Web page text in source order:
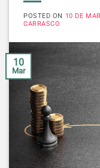
POSTED ON 10 DE
CARRASCO
10
Mar